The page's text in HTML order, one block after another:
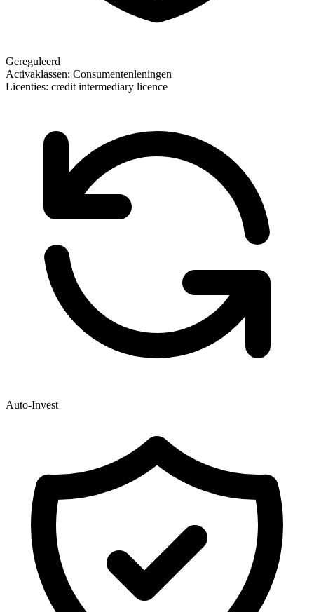
Gereguleerd
Activaklassen: Consumentenleningen
Licenties: credit intermediary licence
Auto-Invest